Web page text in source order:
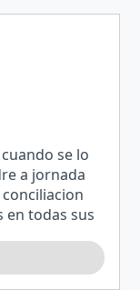
se lo
a jornada
en todas sus